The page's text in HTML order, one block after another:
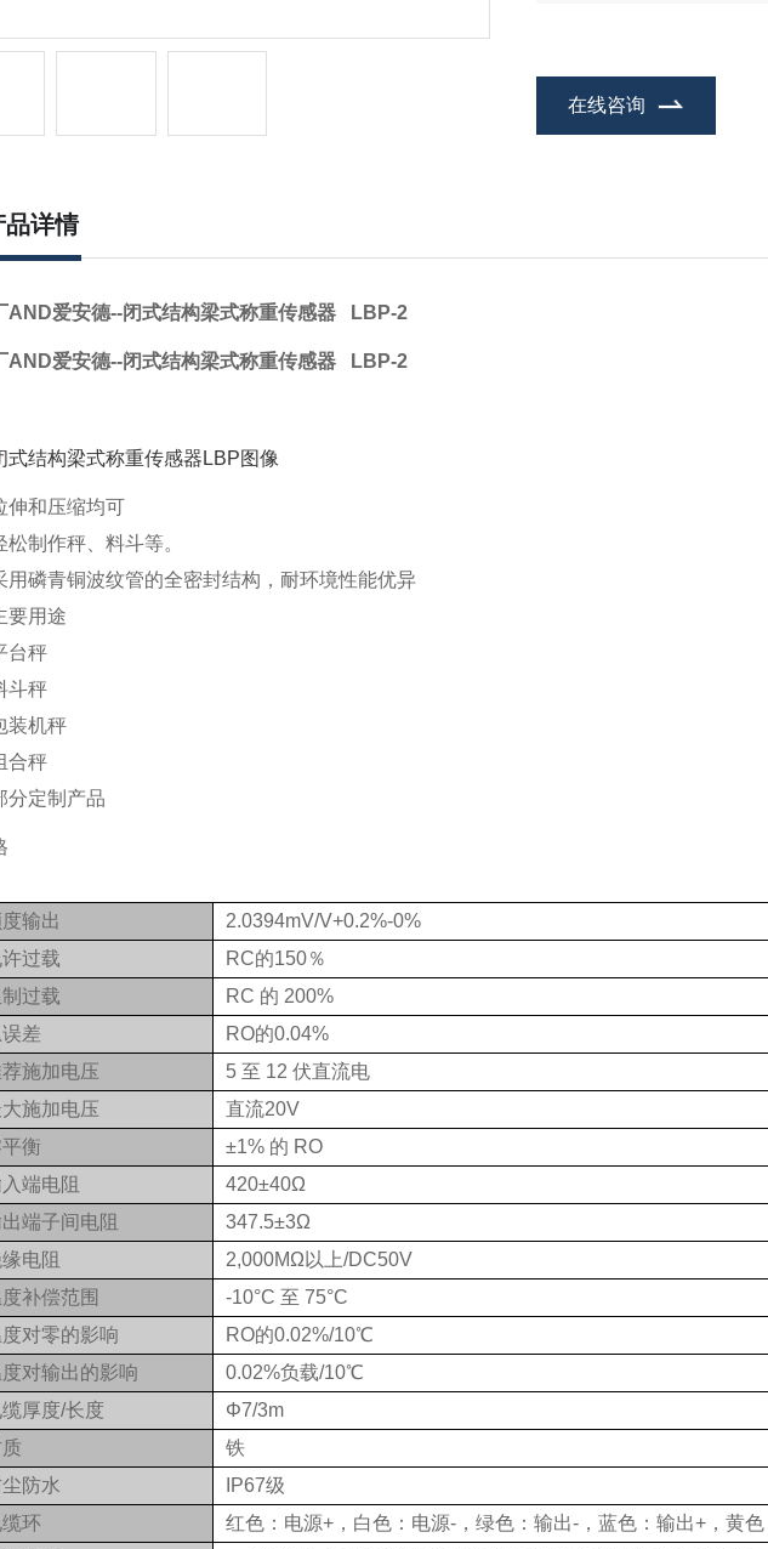
・包装机秤
・组合秤
在线咨询
品详情
AND爱安德--闭式结构梁式称重传感器LBP-2
AND爱安德--闭式结构梁式称重传感器LBP-2
伸和压缩均可
松制作秤、料斗等。
用磷青铜波纹管的全密封结构，耐环境性能优异
要用途
台秤
斗秤
装机秤
合秤
分定制产品
输出
2.0394mV/V+0.2%-0%
许过载
RC的150％
制过载
RC 的 200%
差
RO的0.04%
施加电压
5 至 12 伏直流电
施加电压
直流20V
衡
±1% 的 RO
端电阻
420±40Ω
端子间电阻
347.5±3Ω
电阻
2,000MΩ以上/DC50V
补偿范围
-10°C 至 75°C
对零的影响
RO的0.02%/10℃
对输出的影响
0.02%负载/10℃
厚度/长度
Φ7/3m
铁
尘防水
IP67级
环
红色：电源+，白色：电源-，绿色：输出-，蓝色：输出+，黄